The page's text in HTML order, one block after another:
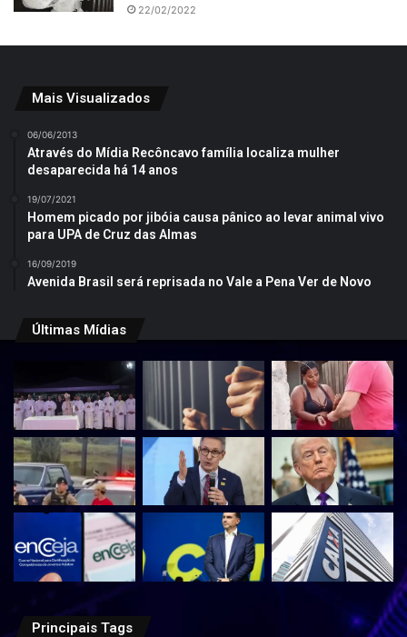
22/02/2022
Mais Visualizados
06/06/2013
Através do Mídia Recôncavo família localiza mulher
desaparecida há 14 anos
19/07/2021
Homem picado por jibóia causa pânico ao levar animal vivo
para UPA de Cruz das Almas
16/09/2019
Avenida Brasil será reprisada no Vale a Pena Ver de Novo
Últimas Mídias
Principais Tags